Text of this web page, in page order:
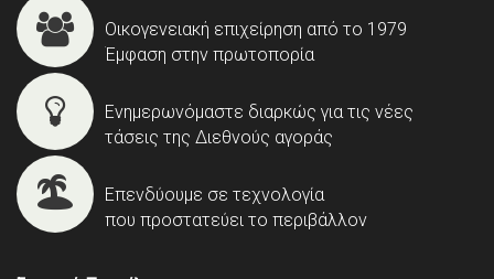
Οικογενειακή επιχείρηση από το 1979
Έμφαση στην πρωτοπορία
Ενημερωνόμαστε διαρκώς για τις νέες
τάσεις της Διεθνούς αγοράς
Επενδύουμε σε τεχνολογία
που προστατεύει το περιβάλλον